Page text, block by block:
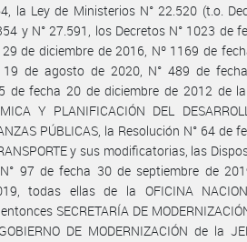
la Ley de Ministerios N° 22.520 (t.o.
y N° 27.591, los Decretos N° 1023 de
de diciembre de 2016, Nº 1169 de
de agosto de 2020, N° 489 de
de fecha 20 de diciembre de 2012 de la
Y PLANIFICACIÓN DEL
PÚBLICAS, la Resolución N° 64 de
y sus modificatorias, las
97 de fecha 30 de septiembre de
todas ellas de la OFICINA
SECRETARÍA DE
DE MODERNIZACIÓN de la